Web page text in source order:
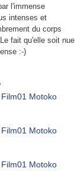
l'immense
intenses et
du corps
fait qu'elle soit nue
:-)